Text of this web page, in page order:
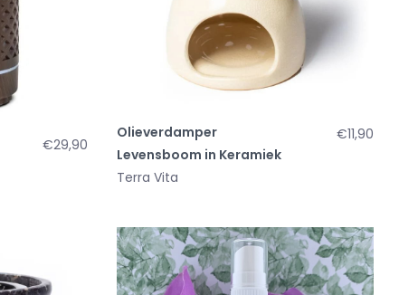
€29,90
Olieverdamper
Levensboom in Keramiek
Terra Vita
€11,90